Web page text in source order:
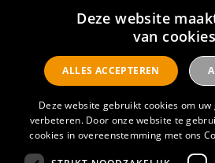
Over Hotelprofessionals
FAQ
Deze website
van
Deze website gebruikt cookies om
verbeteren. Door onze website te
cookies in overeenstemming met ons
ALLES ACCEPTEREN